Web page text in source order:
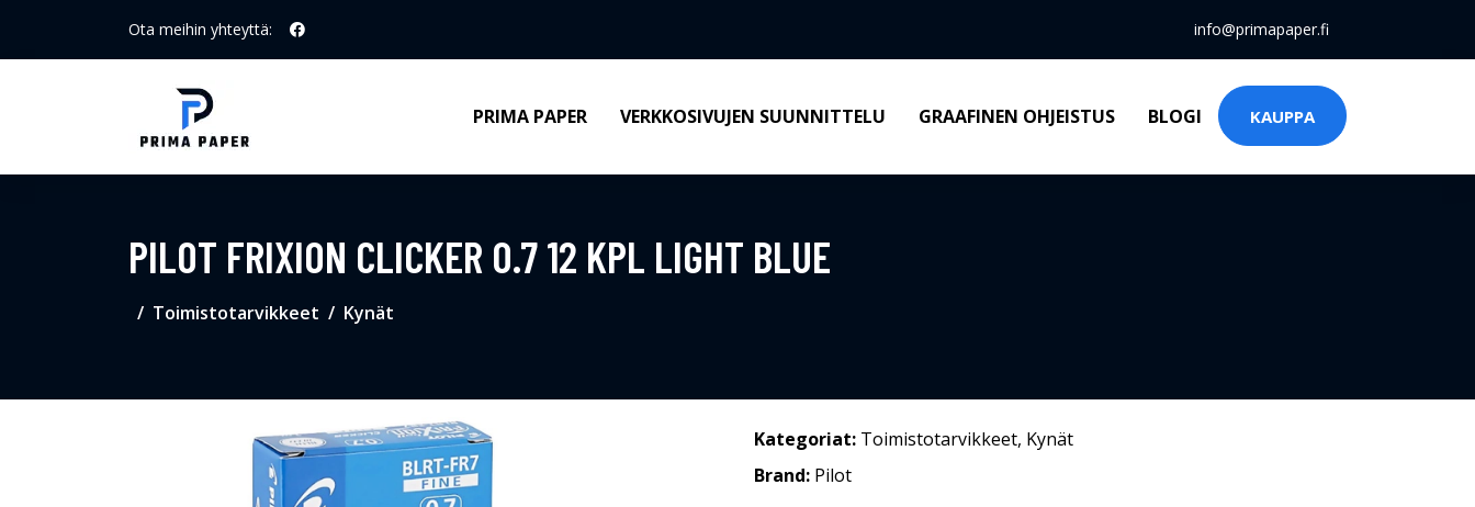
Ota meihin yhteyttä: info@primapaper.fi
PRIMA PAPER VERKKOSIVUJEN SUUNNITTELU GRAAFINEN OHJEISTUS BLOGI KAUPPA
PILOT FRIXION CLICKER 0.7 12 KPL LIGHT BLUE
Toimistotarvikkeet Kynät
Kategoriat: Toimistotarvikkeet, Kynät
Brand: Pilot